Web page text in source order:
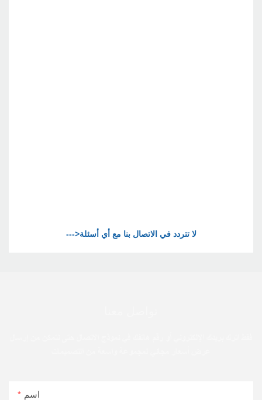
--->لا تتردد في الاتصال بنا مع أي أسئلة
اسم